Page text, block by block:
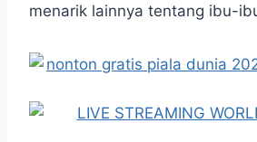
menarik lainnya tentang ibu-